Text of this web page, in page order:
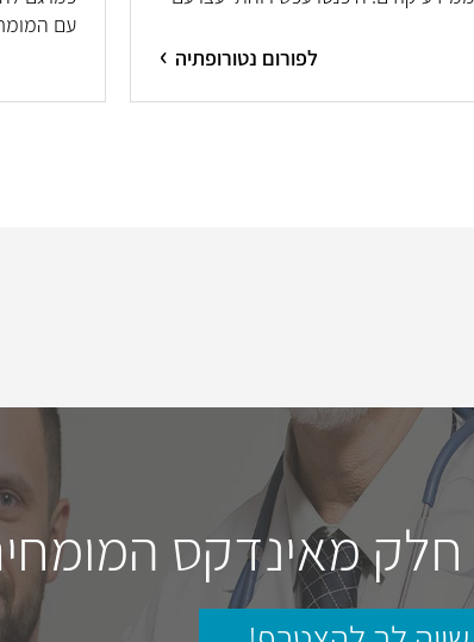
לפורום נטורופתיה
עם
חלק מאינדקס